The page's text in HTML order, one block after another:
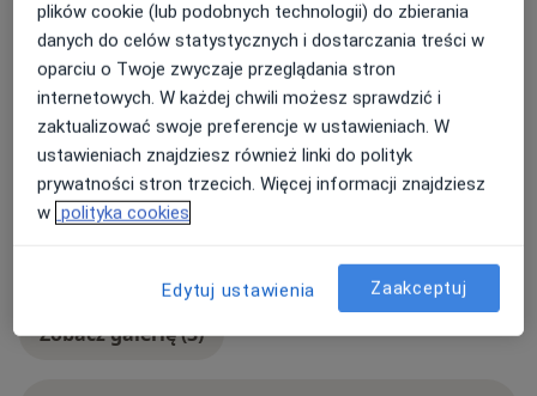
Rodzaje konsultacji
StacjonarneZobacz lokalizacje (1)
Zdjęcia i filmy
Zobacz galerię (3)
plików cookie (lub podobnych technologii) do zbierania
danych do celów statystycznych i dostarczania treści w
oparciu o Twoje zwyczaje przeglądania stron
internetowych. W każdej chwili możesz sprawdzić i
zaktualizować swoje preferencje w ustawieniach. W
ustawieniach znajdziesz również linki do polityk
prywatności stron trzecich. Więcej informacji znajdziesz
w polityka cookies
Edytuj ustawienia Zaakceptuj